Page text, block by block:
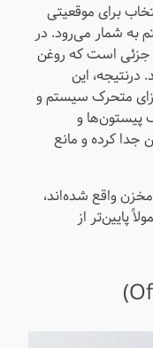
برای موقعیتی
شمار می‌رود. در
جزئی است که روغن
این
متحرک سیستم و
پیستون‌ها و
جدا کرده و مانع
واقع شده‌اند،
پایین‌تر از